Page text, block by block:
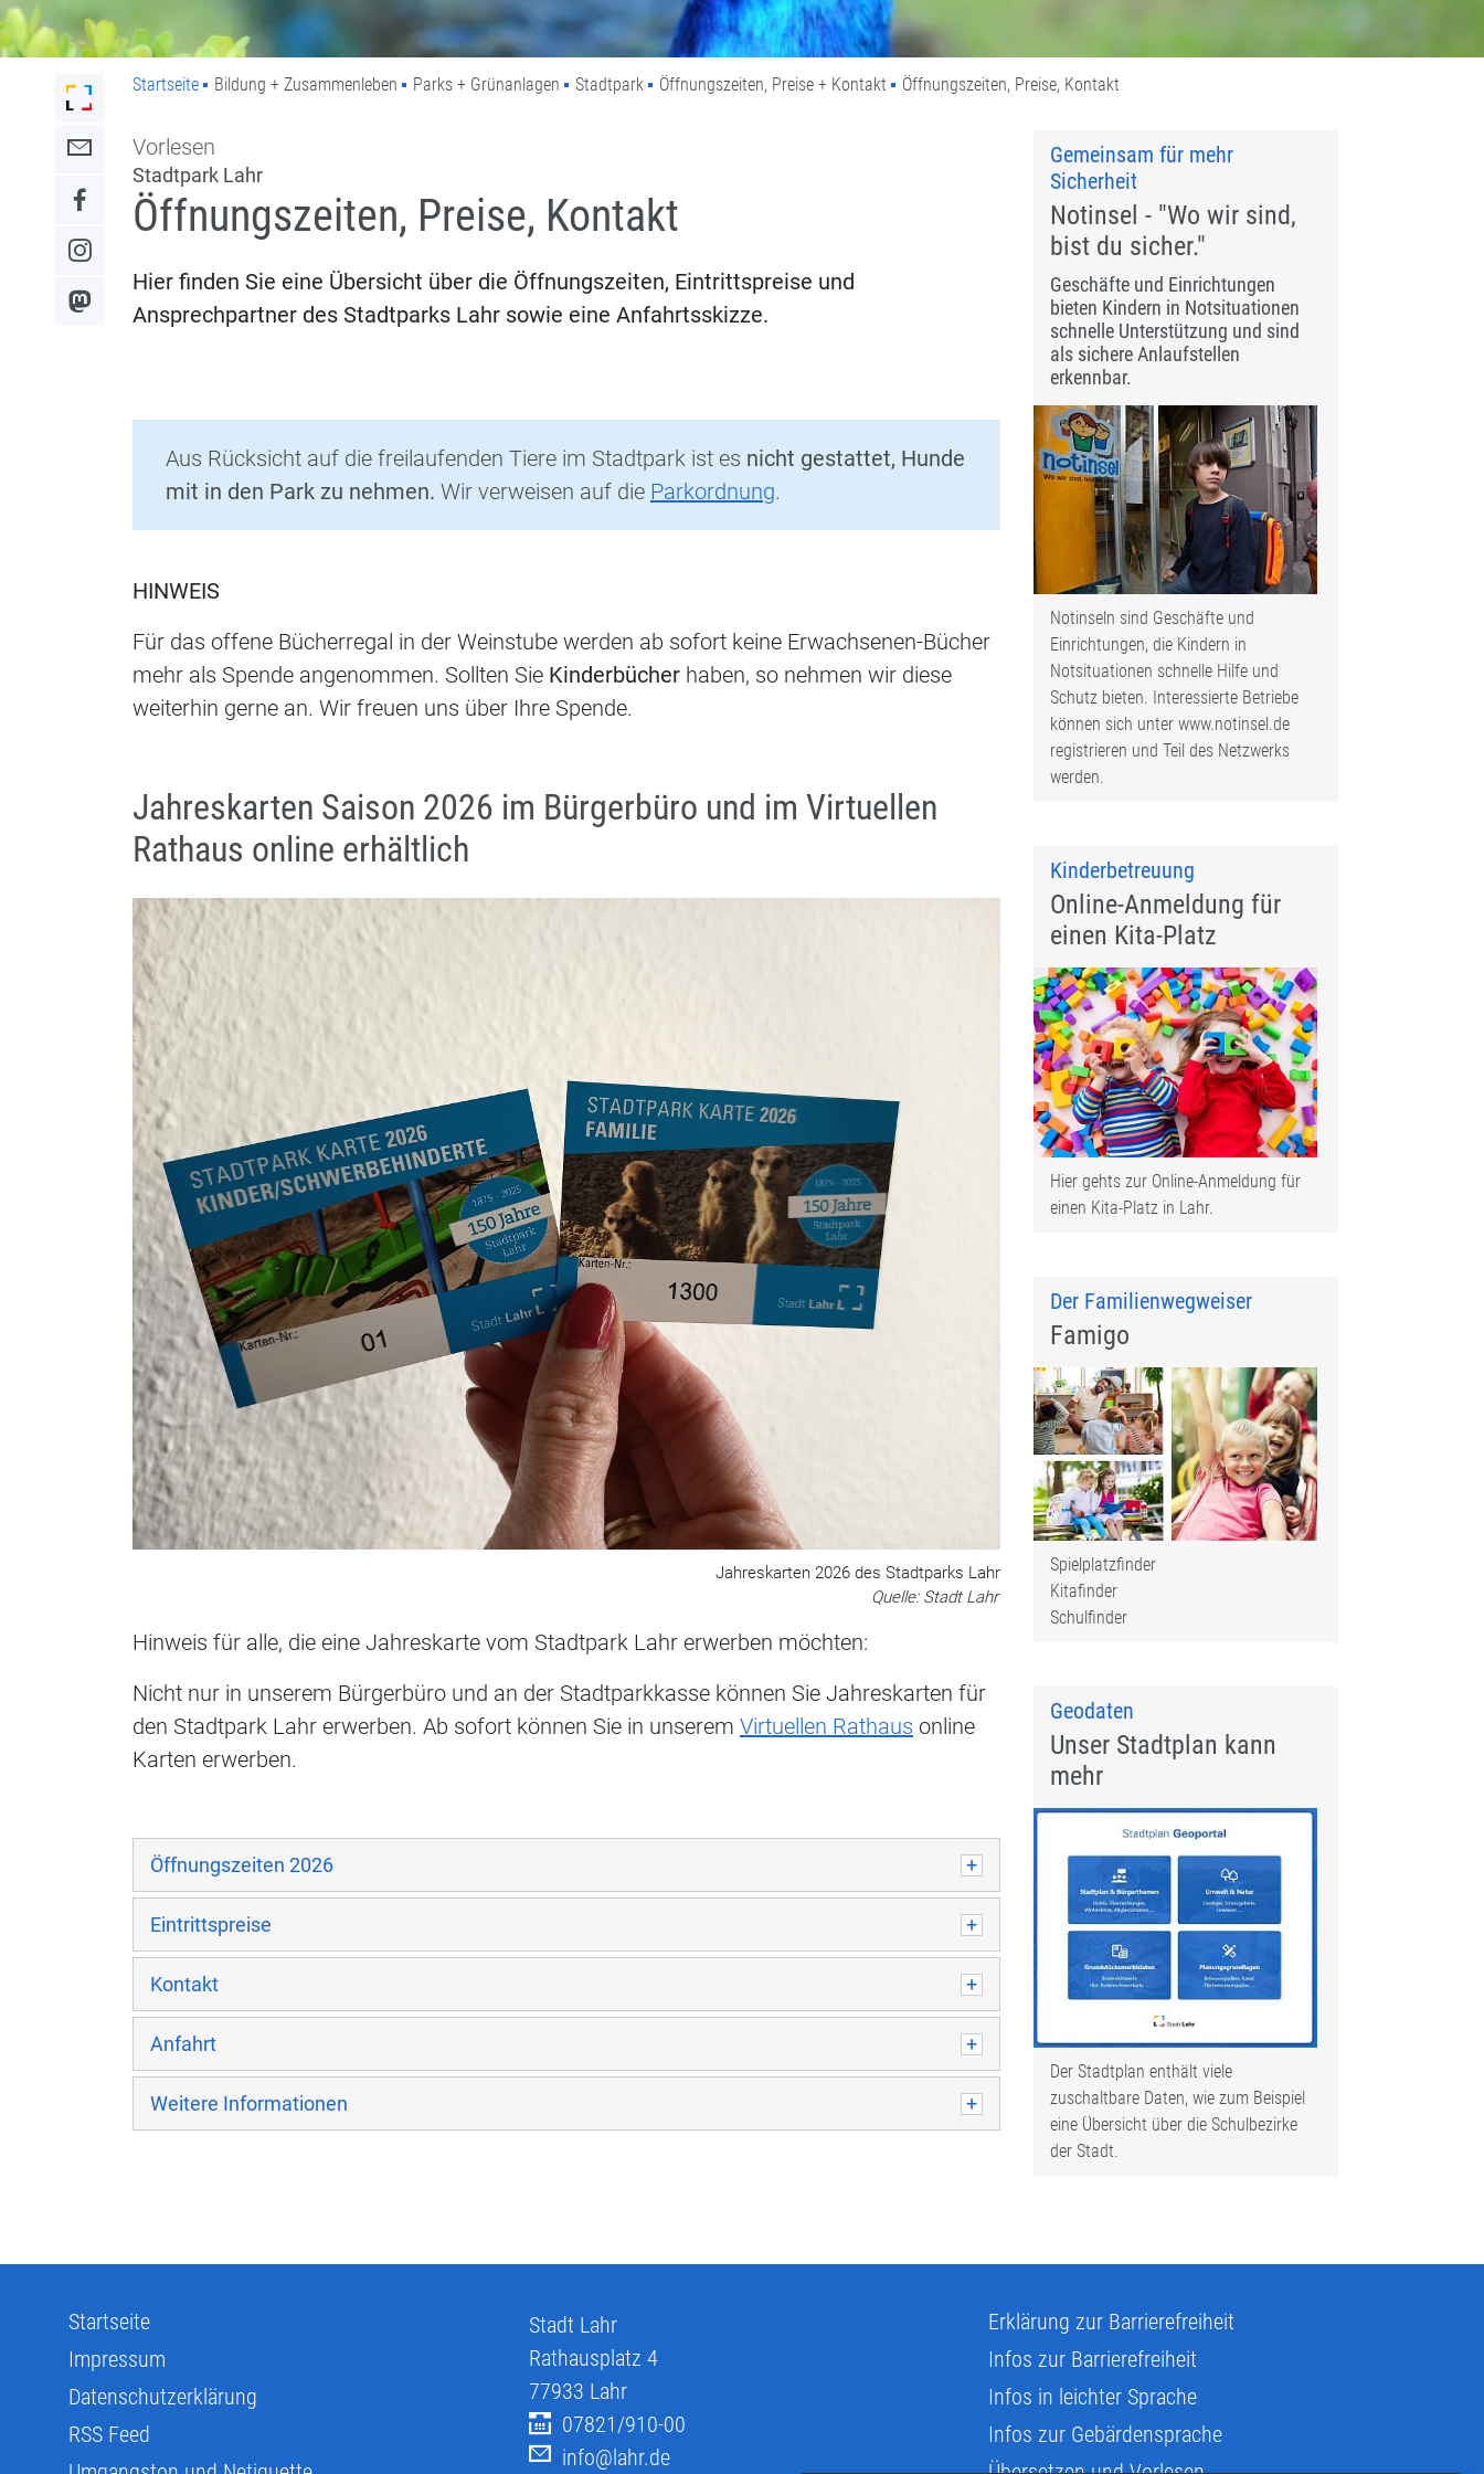
Link zur Startseite der Stadt Lahr
Link zum Kontaktformular
Link zum Facebook-Auftritt
Link zum Instagram-Auftritt
Link zum Mastodon-Kanal
Startseite Bildung + Zusammenleben Parks + Grünanlagen Stadtpark Öffnungszeiten, Preise + Kontakt Öffnungszeiten, Preise, Kontakt
Vorlesen
Stadtpark Lahr
Öffnungszeiten, Preise, Kontakt
Hier finden Sie eine Übersicht über die Öffnungszeiten, Eintrittspreise und
Ansprechpartner des Stadtparks Lahr sowie eine Anfahrtsskizze.
Aus Rücksicht auf die freilaufenden Tiere im Stadtpark ist es nicht gestattet, Hunde
mit in den Park zu nehmen. Wir verweisen auf die Parkordnung.
HINWEIS
Für das offene Bücherregal in der Weinstube werden ab sofort keine Erwachsenen-Bücher
mehr als Spende angenommen. Sollten Sie Kinderbücher haben, so nehmen wir diese
weiterhin gerne an. Wir freuen uns über Ihre Spende.
Jahreskarten Saison 2026 im Bürgerbüro und im Virtuellen
Rathaus online erhältlich
Jahreskarten 2026 des Stadtparks Lahr
Quelle: Stadt Lahr
Hinweis für alle, die eine Jahreskarte vom Stadtpark Lahr erwerben möchten:
Nicht nur in unserem Bürgerbüro und an der Stadtparkkasse können Sie Jahreskarten für
den Stadtpark Lahr erwerben. Ab sofort können Sie in unserem Virtuellen Rathaus online
Karten erwerben.
Öffnungszeiten 2026
Eintrittspreise
Kontakt
Anfahrt
Weitere Informationen
Gemeinsam für mehr
Sicherheit
Notinsel - "Wo wir sind,
bist du sicher."
Geschäfte und Einrichtungen
bieten Kindern in Notsituationen
schnelle Unterstützung und sind
als sichere Anlaufstellen
erkennbar.
Notinseln sind Geschäfte und
Einrichtungen, die Kindern in
Notsituationen schnelle Hilfe und
Schutz bieten. Interessierte Betriebe
können sich unter www.notinsel.de
registrieren und Teil des Netzwerks
werden.
Kinderbetreuung
Online-Anmeldung für
einen Kita-Platz
Hier gehts zur Online-Anmeldung für
einen Kita-Platz in Lahr.
Der Familienwegweiser
Famigo
Spielplatzfinder
Kitafinder
Schulfinder
Geodaten
Unser Stadtplan kann
mehr
Der Stadtplan enthält viele
zuschaltbare Daten, wie zum Beispiel
eine Übersicht über die Schulbezirke
der Stadt.
Startseite
Impressum
Datenschutzerklärung
RSS Feed
Stadt Lahr
Rathausplatz 4
77933 Lahr
07821/910-00
info@lahr.de
Erklärung zur Barrierefreiheit
Infos zur Barrierefreiheit
Infos in leichter Sprache
Infos zur Gebärdensprache